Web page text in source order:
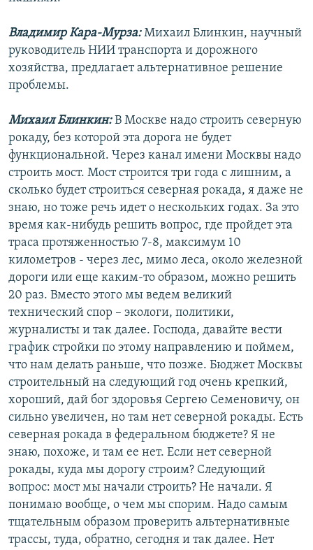
Владимир Кара-Мурза:Михаил Блинкин, научный
руководитель НИИ транспорта и дорожного
хозяйства, предлагает альтернативное решение
проблемы.
Михаил Блинкин:В Москве надо строить северную
рокаду, без которой эта дорога не будет
функциональной. Через канал имени Москвы надо
строить мост. Мост строится три года с лишним, а
сколько будет строиться северная рокада, я даже не
знаю, но тоже речь идет о нескольких годах. За это
время как-нибудь решить вопрос, где пройдет эта
траса протяженностью 7-8, максимум 10
километров - через лес, мимо леса, около железной
дороги или еще каким-то образом, можно решить
20 раз. Вместо этого мы ведем великий
технический спор – экологи, политики,
журналисты и так далее. Господа, давайте вести
график стройки по этому направлению и поймем,
что нам делать раньше, что позже. Бюджет Москвы
строительный на следующий год очень крепкий,
хороший, дай бог здоровья Сергею Семеновичу, он
сильно увеличен, но там нет северной рокады. Есть
северная рокада в федеральном бюджете? Я не
знаю, похоже, и там ее нет. Если нет северной
рокады, куда мы дорогу строим? Следующий
вопрос: мост мы начали строить? Не начали. Я
понимаю вообще, о чем мы спорим. Надо самым
тщательным образом проверить альтернативные
трассы, туда, обратно, сегодня и так далее. Нет